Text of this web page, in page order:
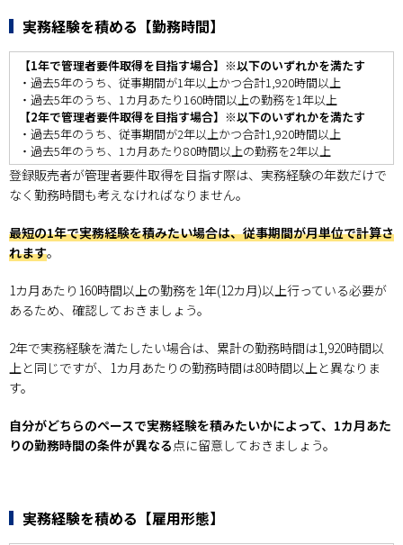
実務経験を積める【勤務時間】
【1年で管理者要件取得を目指す場合】※以下のいずれかを満たす
・過去5年のうち、従事期間が1年以上かつ合計1,920時間以上
・過去5年のうち、1カ月あたり160時間以上の勤務を1年以上
【2年で管理者要件取得を目指す場合】※以下のいずれかを満たす
・過去5年のうち、従事期間が2年以上かつ合計1,920時間以上
・過去5年のうち、1カ月あたり80時間以上の勤務を2年以上
登録販売者が管理者要件取得を目指す際は、実務経験の年数だけで
なく勤務時間も考えなければなりません。
最短の1年で実務経験を積みたい場合は、従事期間が月単位で計算さ
れます。
1カ月あたり160時間以上の勤務を1年(12カ月)以上行っている必要が
あるため、確認しておきましょう。
2年で実務経験を満たしたい場合は、累計の勤務時間は1,920時間以
上と同じですが、1カ月あたりの勤務時間は80時間以上と異なりま
す。
自分がどちらのペースで実務経験を積みたいかによって、1カ月あた
りの勤務時間の条件が異なる 点に留意しておきましょう。
実務経験を積める【雇用形態】